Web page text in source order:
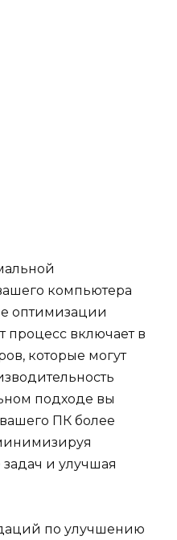
компьютера
оптимизации
процесс включает в
которые могут
подходе вы
ПК более
и улучшая
по улучшению